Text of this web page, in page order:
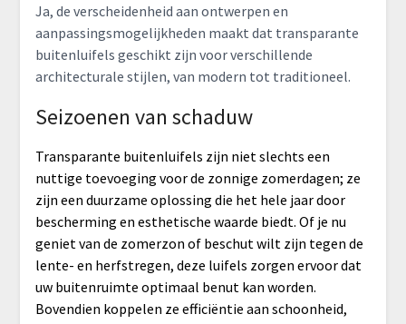
Ja, de verscheidenheid aan ontwerpen en
aanpassingsmogelijkheden maakt dat transparante
buitenluifels geschikt zijn voor verschillende
architecturale stijlen, van modern tot traditioneel.
Seizoenen van schaduw
Transparante buitenluifels zijn niet slechts een
nuttige toevoeging voor de zonnige zomerdagen; ze
zijn een duurzame oplossing die het hele jaar door
bescherming en esthetische waarde biedt. Of je nu
geniet van de zomerzon of beschut wilt zijn tegen de
lente- en herfstregen, deze luifels zorgen ervoor dat
uw buitenruimte optimaal benut kan worden.
Bovendien koppelen ze efficiëntie aan schoonheid,